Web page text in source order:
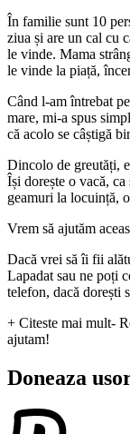
În familie sunt 10
ziua și are un cal cu
le vinde. Mama
le vinde la piață,
Când l-am întrebat
mare, mi-a spus
că acolo se câștigă
Dincolo de greutăți,
Își dorește o vacă, ca
geamuri la locuință,
Vrem să ajutăm
Dacă vrei să îi fii
Lapadat sau ne poți
telefon, dacă dorești
+ Citeste mai mult-
ajutam!
Doneaza